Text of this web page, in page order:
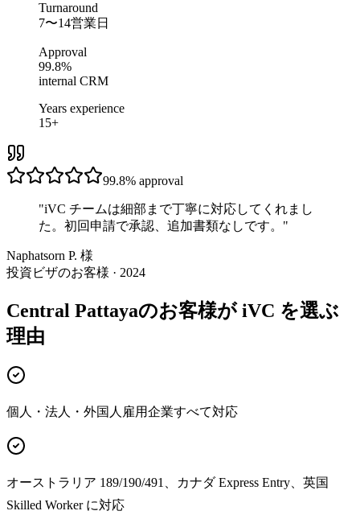
Turnaround
7〜14営業日
Approval
99.8%
internal CRM
Years experience
15+
99.8% approval
"iVC チームは細部まで丁寧に対応してくれまし
た。初回申請で承認、追加書類なしです。 "
Naphatsorn P. 様
投資ビザのお客様 · 2024
Central Pattayaのお客様が iVC を選ぶ
理由
個人・法人・外国人雇用企業すべて対応
オーストラリア 189/190/491、カナダ Express Entry、英国
Skilled Worker に対応